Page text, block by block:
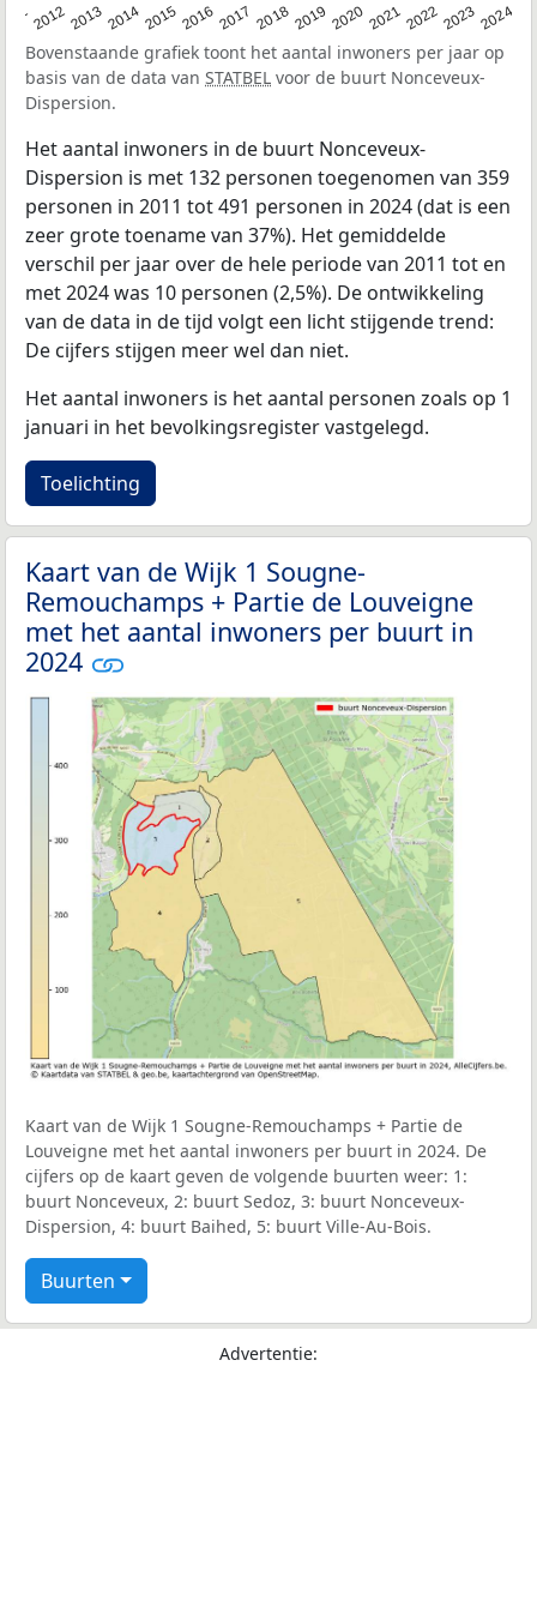
201220132014201520162017 20182019 20202021202220232024
Bovenstaande grafiek toont het aantal inwoners per jaar op
basis van de data van STATBEL voor de buurt Nonceveux-
Dispersion.
Het aantal inwoners in de buurt Nonceveux-
Dispersion is met 132 personen toegenomen van 359
personen in 2011 tot 491 personen in 2024 (dat is een
zeer grote toename van 37%). Het gemiddelde
verschil per jaar over de hele periode van 2011 tot en
met 2024 was 10 personen (2,5%). De ontwikkeling
van de data in de tijd volgt een licht stijgende trend:
De cijfers stijgen meer wel dan niet.
Het aantal inwoners is het aantal personen zoals op 1
januari in het bevolkingsregister vastgelegd.
Toelichting
Kaart van de Wijk 1 Sougne-
Remouchamps + Partie de Louveigne
met het aantal inwoners per buurt in
2024
Kaart van de Wijk 1 Sougne-Remouchamps + Partie de
Louveigne met het aantal inwoners per buurt in 2024. De
cijfers op de kaart geven de volgende buurten weer: 1:
buurt Nonceveux, 2: buurt Sedoz, 3: buurt Nonceveux-
Dispersion, 4: buurt Baihed, 5: buurt Ville-Au-Bois.
Buurten
Advertentie: